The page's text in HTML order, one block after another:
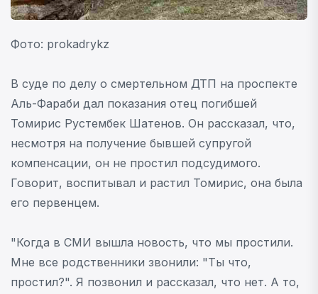
Фото: prokadrykz
В суде по делу о смертельном ДТП на проспекте
Аль-Фараби дал показания отец погибшей
Томирис Рустембек Шатенов. Он рассказал, что,
несмотря на получение бывшей супругой
компенсации, он не простил подсудимого.
Говорит, воспитывал и растил Томирис, она была
его первенцем.
"Когда в СМИ вышла новость, что мы простили.
Мне все родственники звонили: "Ты что,
простил?". Я позвонил и рассказал, что нет. А то,